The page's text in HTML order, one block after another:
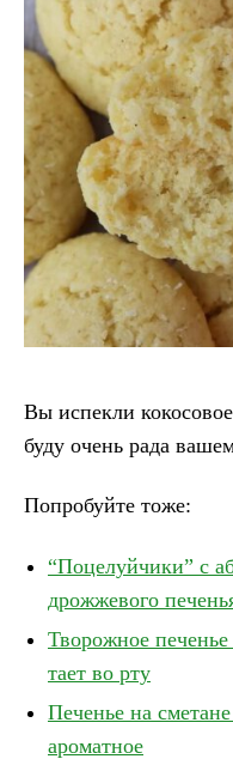
Вы испекли
буду очень рада
Попробуйте тоже:
“Поцелуйчики” с
дрожжевого
Творожное
тает во рту
Печенье на
ароматное